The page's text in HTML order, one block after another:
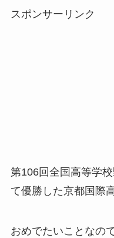
スポンサーリンク
第106回全国高等学
て優勝した京都国際
おめでたいことなの